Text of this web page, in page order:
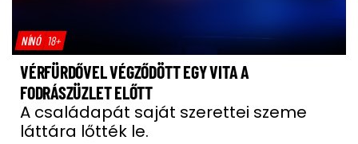
NÍNÓ 18+
VÉRFÜRDŐVEL VÉGZŐDÖTT EGY VITA A
FODRÁSZÜZLET ELŐTT
A családapát saját szerettei szeme
láttára lőtték le.